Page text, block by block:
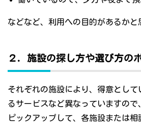
などなど、利用への目的があるかと
２．施設の探し方や選び方の
それぞれの施設により、得意とし
るサービスなど異なっていますので
ピックアップして、各施設または